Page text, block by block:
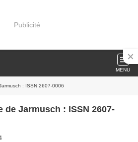
Publicité
MENU
: ISSN 2607-0006
de Jarmusch : ISSN 2607-